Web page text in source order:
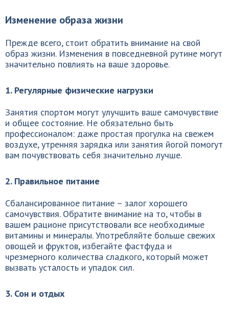
Изменение образа жизни
Прежде всего, стоит обратить внимание на свой
образ жизни. Изменения в повседневной рутине могут
значительно повлиять на ваше здоровье.
1. Регулярные физические нагрузки
Занятия спортом могут улучшить ваше самочувствие
и общее состояние. Не обязательно быть
профессионалом: даже простая прогулка на свежем
воздухе, утренняя зарядка или занятия йогой помогут
вам почувствовать себя значительно лучше.
2. Правильное питание
Сбалансированное питание – залог хорошего
самочувствия. Обратите внимание на то, чтобы в
вашем рационе присутствовали все необходимые
витамины и минералы. Употребляйте больше свежих
овощей и фруктов, избегайте фастфуда и
чрезмерного количества сладкого, который может
вызвать усталость и упадок сил.
3. Сон и отдых